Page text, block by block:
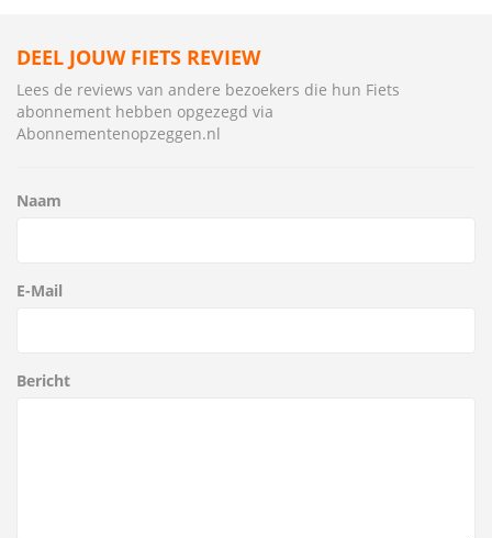
DEEL JOUW FIETS REVIEW
Lees de reviews van andere bezoekers die hun Fiets
abonnement hebben opgezegd via
Abonnementenopzeggen.nl
Naam
E-Mail
Bericht